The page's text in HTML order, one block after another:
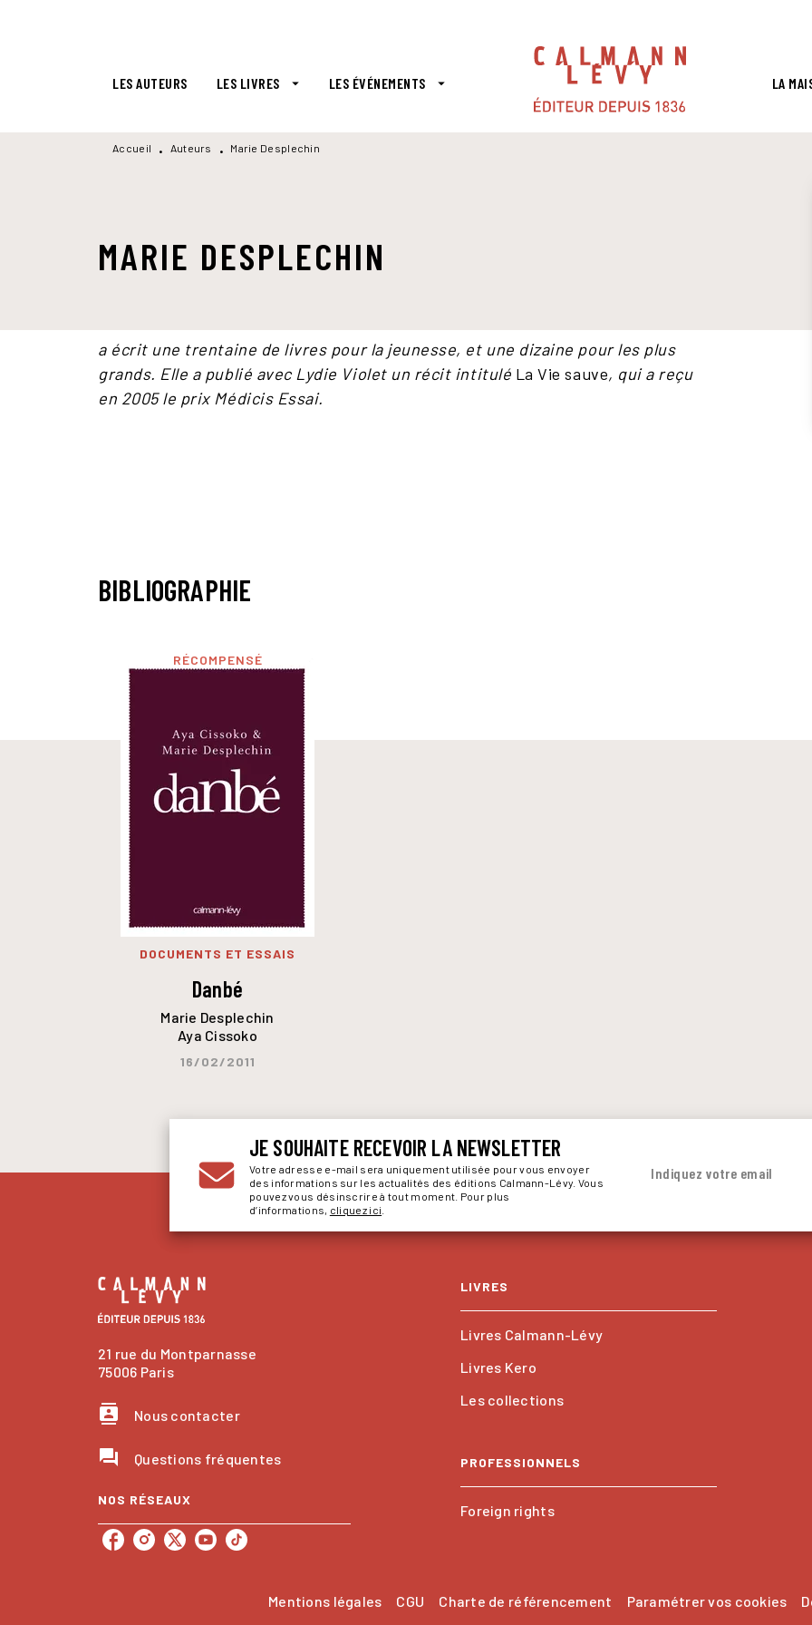
LES AUTEURS LES LIVRES arrow_drop_down LES ÉVÉNEMENTS arrow_drop_down LA
Accueil • Auteurs • Marie Desplechin
MARIE DESPLECHIN
a écrit une trentaine de livres pour la jeunesse, et une dizaine pour les plus
grands. Elle a publié avec Lydie Violet un récit intitulé La Vie sauve, qui a reçu
en 2005 le prix Médicis Essai.
BIBLIOGRAPHIE
RÉCOMPENSÉ
DOCUMENTS ET ESSAIS
Danbé
Marie Desplechin
Aya Cissoko
16/02/2011
JE SOUHAITE RECEVOIR LA NEWSLETTER
Votre adresse e-mail sera uniquement utilisée pour vous envoyer
des informations sur les actualités des éditions Calmann-Lévy. Vous
pouvez vous désinscrire à tout moment. Pour plus
d’informations, cliquez ici
Indiquez votre email
21 rue du Montparnasse
75006 Paris
contacts Nous contacter
question_answer Questions fréquentes
NOS RÉSEAUX
LIVRES
Livres Calmann-Lévy
Livres Kero
Les collections
PROFESSIONNELS
Foreign rights
Mentions légales CGU Charte de référencement Paramétrer vos cookies